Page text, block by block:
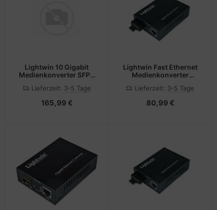
Lightwin 10 Gigabit
Medienkonverter SFP+
Lieferzeit: 3-5 Tage
165,99 €
Lightwin Fast Ethernet
Medienkonverter
SC, 550m
Lieferzeit: 3-5 Tage
80,99 €